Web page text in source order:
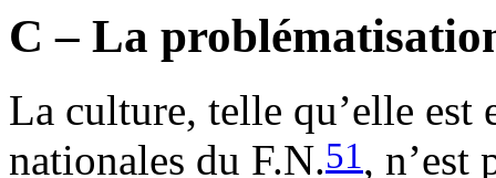
C – La
La culture, telle qu’elle est
nationales du F.N.51, n’est